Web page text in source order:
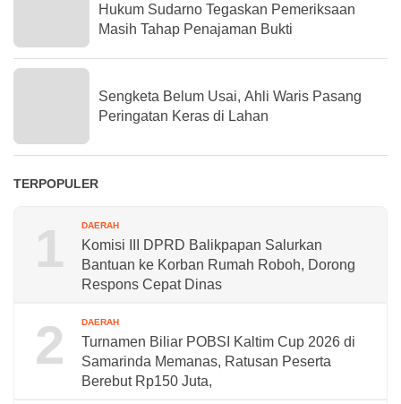
Hukum Sudarno Tegaskan Pemeriksaan
Masih Tahap Penajaman Bukti
Sengketa Belum Usai, Ahli Waris Pasang
Peringatan Keras di Lahan
TERPOPULER
1 DAERAH
Komisi III DPRD Balikpapan Salurkan
Bantuan ke Korban Rumah Roboh, Dorong
Respons Cepat Dinas
2 DAERAH
Turnamen Biliar POBSI Kaltim Cup 2026 di
Samarinda Memanas, Ratusan Peserta
Berebut Rp150 Juta,